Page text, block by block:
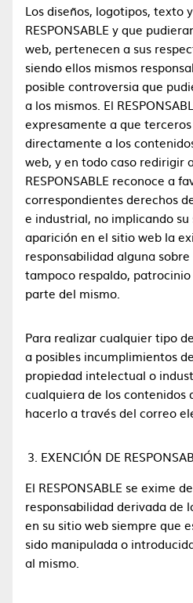
Los diseños, logotipos, texto
RESPONSABLE y que
web, pertenecen a sus
siendo ellos mismos
posible controversia que
a los mismos. El
expresamente a que
directamente a los
web, y en todo caso redirigir
RESPONSABLE reconoce a
correspondientes derechos
e industrial, no implicando
aparición en el sitio web la
responsabilidad alguna
tampoco respaldo,
parte del mismo.
Para realizar cualquier tipo
a posibles incumplimientos
propiedad intelectual o
cualquiera de los contenidos
hacerlo a través del correo
EXENCIÓN DE
El RESPONSABLE se exime
responsabilidad derivada de
en su sitio web siempre que
sido manipulada o
al mismo.